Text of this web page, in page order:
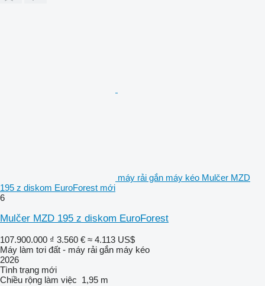
máy rải gắn máy kéo Mulčer MZD
195 z diskom EuroForest mới
6
Mulčer MZD 195 z diskom EuroForest
107.900.000 ₫ 3.560 € ≈ 4.113 US$
Máy làm tơi đất - máy rải gắn máy kéo
2026
Tình trạng mới
Chiều rộng làm việc 1,95 m